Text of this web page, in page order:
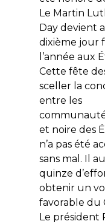
Le Martin
Day devient
dixième jour
l’année aux
Cette fête
sceller la
entre les
et noire des
n’a pas été
sans mal. Il
quinze
obtenir un
favorable du
Le président